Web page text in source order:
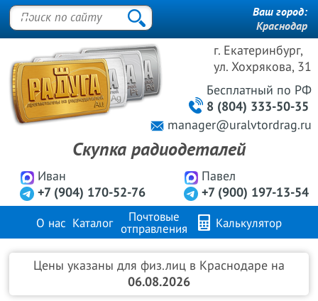
г. Екатеринбург,
ул. Хохрякова, 31
Иван
+7 (904) 170-52-76
Павел
+7 (900) 197-13-54
Бесплатный по РФ
8 (804) 333-50-35
manager@uralvtordrag.ru
Скупка радиодеталей
Ваш город:
Краснодар
О нас Каталог
Почтовые
отправления
Калькулятор
Продажа металлов Контакты
Цены указаны для физ.лиц в Краснодаре на
06.08.2026